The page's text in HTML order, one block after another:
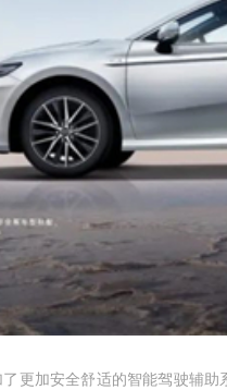
更加安全舒适的智能驾驶辅